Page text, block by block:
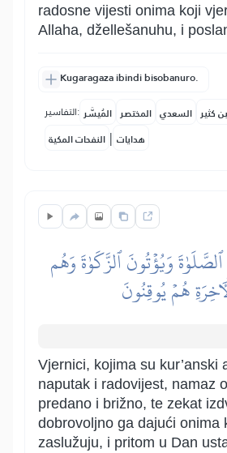
radosne vijesti onima koji
Allaha, džellešanuhu, i
Kugaragaza ibindi bisobanuro.
التفاسير: المُيسَّر المختصر السعدي كثير
النفحات المكية | هدايات
وَيُؤۡتُونَ ٱلزَّكَوٰةَ وَهُم
هُمۡ يُوقِنُونَ
Vjernici, kojima su kur’anski
naputak i radovijest, namaz
predano i brižno, te zekat
dobrovoljno ga dajući onima
zaslužuju, i pritom u Dan